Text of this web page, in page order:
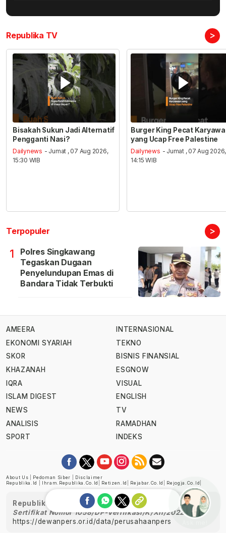
Republika TV >
Bisakah Sukun Jadi Alternatif
Pengganti Nasi?
Dailynews - Jumat , 07 Aug 2026,
15:30 WIB
Burger King Pecat
yang Ucap Free Palestine
Dailynews - Jumat , 07 Aug 2026,
14:15 WIB
Terpopuler >
1
Polres Singkawang
Tegaskan Dugaan
Penyelundupan Emas di
Bandara Tidak Terbukti
AMEERA
EKONOMI SYARIAH
SKOR
KHAZANAH
IQRA
ISLAM DIGEST
NEWS
ANALISIS
SPORT
INTERNASIONAL
TEKNO
BISNIS FINANSIAL
ESGNOW
VISUAL
ENGLISH
TV
RAMADHAN
INDEKS
About Us Pedoman Siber
Disclaimer
Republika.id
Ihram.republika.co.id Retizen.id Rejabar.co.id Rejogja.co.id
Republika telah diverifikasi oleh Dewan Pers
Sertifikat Nomor 1058/DP-Verifikasi/K/XII/2022
https://dewanpers.or.id/data/perusahaanpers